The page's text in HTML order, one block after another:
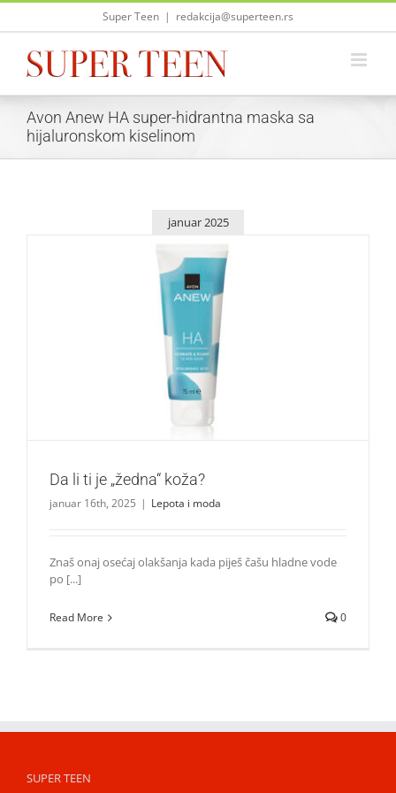
Skip
Super Teen | redakcija@superteen.rs
Avon Anew HA super-hidrantna maska sa
hijaluronskom kiselinom
januar 2025
Da li ti je „žedna“ koža?
Lepota i moda
Da li ti je „žedna“ koža?
januar 16th, 2025 | Lepota i moda
Znaš onaj osećaj olakšanja kada piješ čašu hladne vode
po [...]
Read More 0
SUPER TEEN